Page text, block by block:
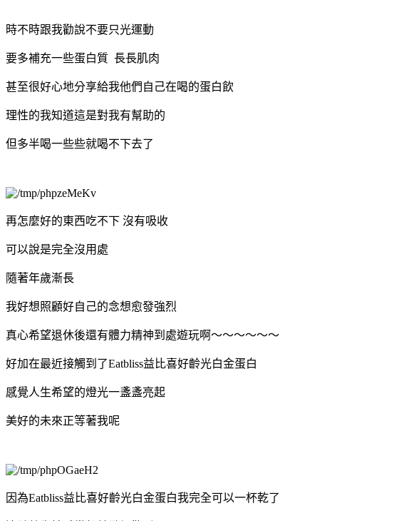
時不時跟我勸說不要只光運動
要多補充一些蛋白質 長長肌肉
甚至很好心地分享給我他們自己在喝的蛋白飲
理性的我知道這是對我有幫助的
但多半喝一些些就喝不下去了
再怎麼好的東西吃不下 沒有吸收
可以說是完全沒用處
隨著年歲漸長
我好想照顧好自己的念想愈發強烈
真心希望退休後還有體力精神到處遊玩啊～～～～～～
好加在最近接觸到了Eatbliss益比喜好齡光白金蛋白
感覺人生希望的燈光一盞盞亮起
美好的未來正等著我呢
因為Eatbliss益比喜好齡光白金蛋白我完全可以一杯乾了